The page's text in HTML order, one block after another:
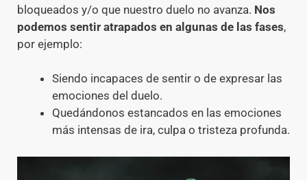
bloqueados y/o que nuestro duelo no avanza. Nos
podemos sentir atrapados en algunas de las fases,
por ejemplo:
Siendo incapaces de sentir o de expresar las
emociones del duelo.
Quedándonos estancados en las emociones
más intensas de ira, culpa o tristeza profunda.